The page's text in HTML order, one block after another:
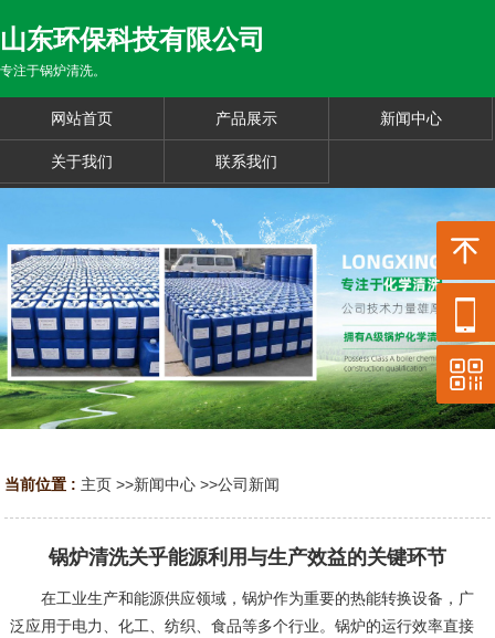
山东环保科技有限公司
专注于锅炉清洗。
网站首页 产品展示 新闻中心
关于我们 联系我们
当前位置 : 主页 >>新闻中心 >>公司新闻
锅炉清洗关乎能源利用与生产效益的关键环节
在工业生产和能源供应领域，锅炉作为重要的热能转换设备，广
泛应用于电力、化工、纺织、食品等多个行业。锅炉的运行效率直接